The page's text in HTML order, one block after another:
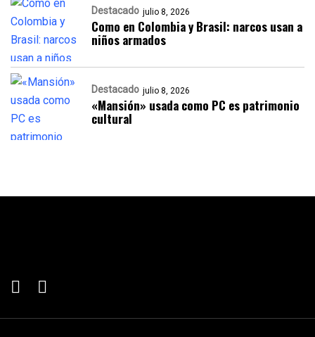
Destacado julio 8, 2026
Como en Colombia y Brasil: narcos usan a
niños armados
Destacado julio 8, 2026
«Mansión» usada como PC es patrimonio
cultural